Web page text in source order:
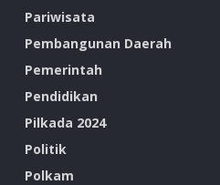
Pariwisata
Pembangunan Daerah
Pemerintah
Pendidikan
Pilkada 2024
Politik
Polkam